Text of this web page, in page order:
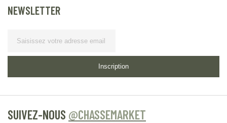
NEWSLETTER
Inscription
SUIVEZ-NOUS @CHASSEMARKET